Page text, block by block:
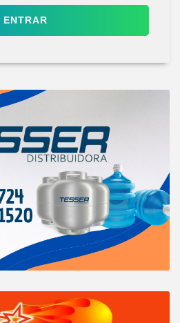
ENTRAR